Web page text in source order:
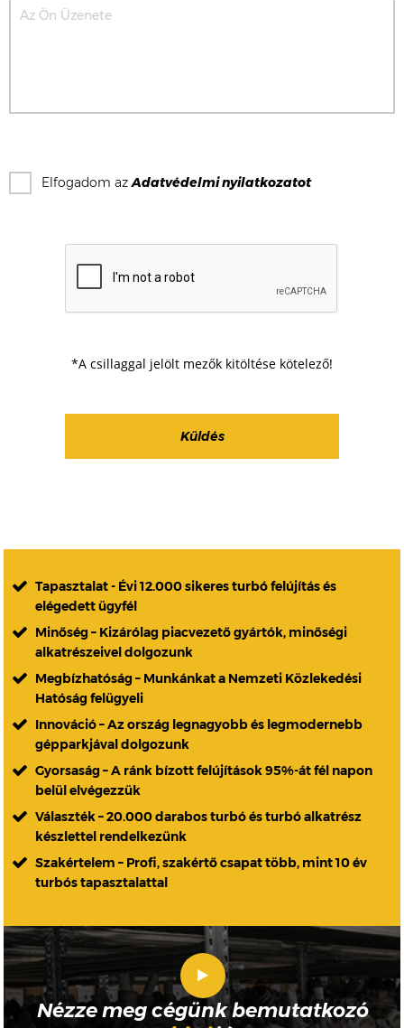
Elfogadom azAdatvédelmi nyilatkozatot
*A csillaggal jelölt mezők kitöltése kötelező!
Tapasztalat - Évi 12.000 sikeres turbó felújítás és
elégedett ügyfél
Minőség – Kizárólag piacvezető gyártók, minőségi
alkatrészeivel dolgozunk
Megbízhatóság – Munkánkat a Nemzeti Közlekedési
Hatóság felügyeli
Innováció – Az ország legnagyobb és legmodernebb
gépparkjával dolgozunk
Gyorsaság – A ránk bízott felújítások 95%-át fél napon
belül elvégezzük
Választék – 20.000 darabos turbó és turbó alkatrész
készlettel rendelkezünk
Szakértelem – Profi, szakértő csapat több, mint 10 év
turbós tapasztalattal
Nézze meg cégünk bemutatkozó